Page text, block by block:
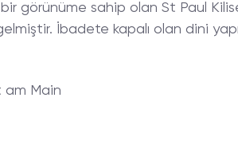
bir görünüme sahip olan St Paul
İbadete kapalı olan dini
am Main